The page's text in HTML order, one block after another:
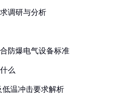
调研与分析
防爆电气设备标准
么
低温冲击要求解析